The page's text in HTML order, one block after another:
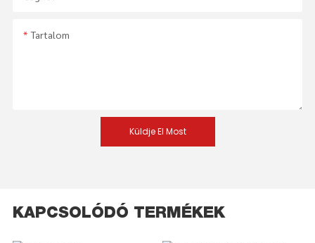
Tartalom
Küldje El Most
KAPCSOLÓDÓ TERMÉKEK